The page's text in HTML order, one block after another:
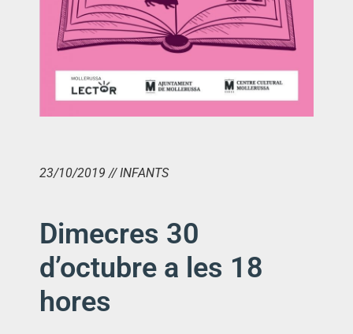
23/10/2019 // INFANTS
Dimecres 30
d’octubre a les 18
hores